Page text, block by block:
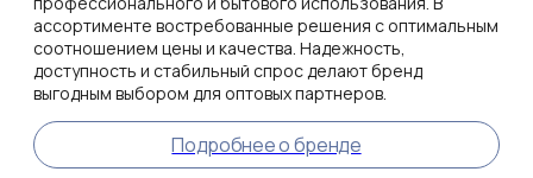
ассортименте востребованные решения с оптимальным
соотношением цены и качества. Надежность,
доступность и стабильный спрос делают бренд
выгодным выбором для оптовых партнеров.
Подробнее о бренде